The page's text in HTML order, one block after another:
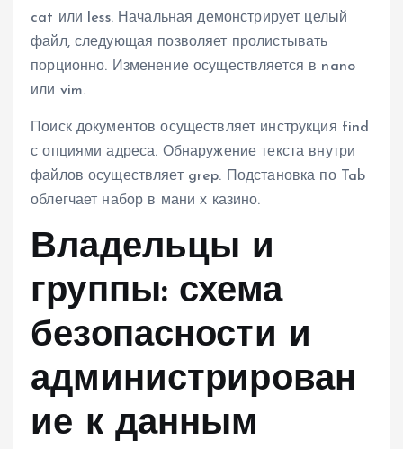
cat или less. Начальная демонстрирует целый
файл, следующая позволяет пролистывать
порционно. Изменение осуществляется в nano
или vim.
Поиск документов осуществляет инструкция find
с опциями адреса. Обнаружение текста внутри
файлов осуществляет grep. Подстановка по Tab
облегчает набор в мани х казино.
Владельцы и
группы: схема
безопасности и
администрирован
ие к данным